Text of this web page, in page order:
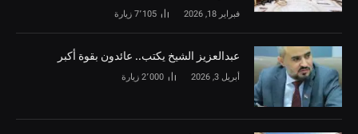
فبراير 18, 2026 7٬105 زيارة
‏عبدالعزيز الشيخ يكتب.. عائدون بقوة أكبر
أبريل 3, 2026 2٬000 زيارة